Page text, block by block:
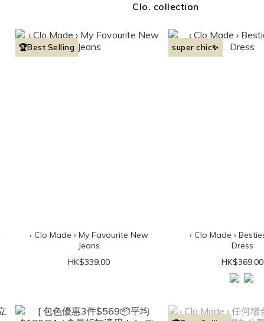
Clo. collection
🏆Best Selling
‹ Clo Made › My Favourite New
Jeans
HK$339.00
super chic✨
‹ Clo Made › Besties V-neck
Dress
HK$369.00